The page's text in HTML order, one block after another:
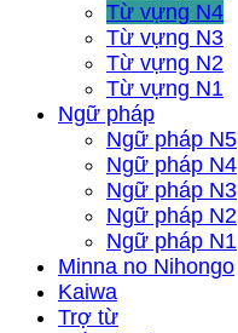
Từ vựng N4
Từ vựng N3
Từ vựng N2
Từ vựng N1
Ngữ pháp
Ngữ pháp N5
Ngữ pháp N4
Ngữ pháp N3
Ngữ pháp N2
Ngữ pháp N1
Minna no Nihongo
Kaiwa
Trợ từ